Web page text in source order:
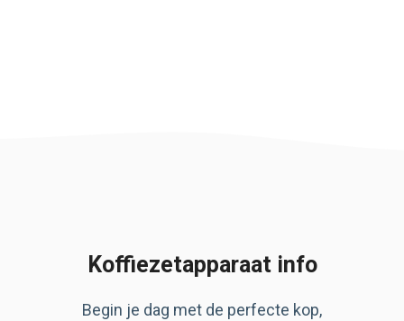
Koffiezetapparaat info
Begin je dag met de perfecte kop,